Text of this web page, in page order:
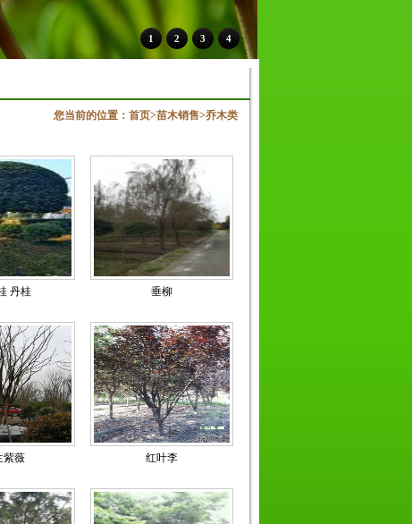
1 2 3 4
您当前的位置： 首页>苗木销售>乔木类
丹桂 垂柳
紫薇 红叶李